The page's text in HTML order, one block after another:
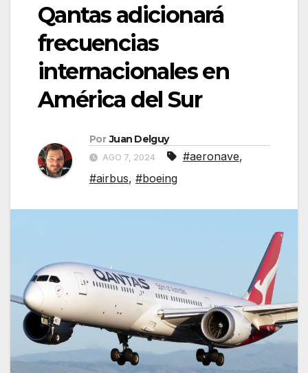
Qantas adicionará
frecuencias
internacionales en
América del Sur
Por Juan Delguy
AGO 7, 2024 #aeronave,
#airbus, #boeing